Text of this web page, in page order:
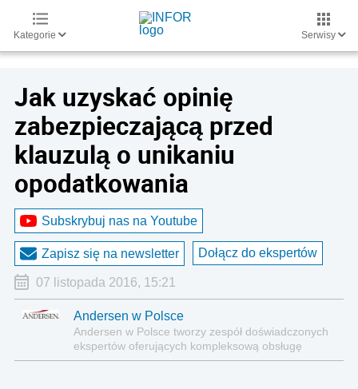
Kategorie Serwisy
Jak uzyskać opinię
zabezpieczającą przed
klauzulą o unikaniu
opodatkowania
Subskrybuj nas na Youtube
Zapisz się na newsletter Dołącz do ekspertów
07 listopada 2016, 15:21
Andersen w Polsce
Andersen w Polsce tworzy zespół doświadczonych
ekspertów oferujących kompleksową obsługę
prawną, najwyższej klasy doradztwo podatkowe,